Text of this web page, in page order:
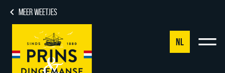
MEER WEETJES
NL